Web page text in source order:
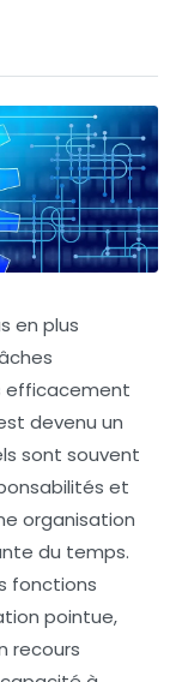
en plus
efficacement
devenu un
sont souvent
et
organisation
du temps.
fonctions
pointue,
recours